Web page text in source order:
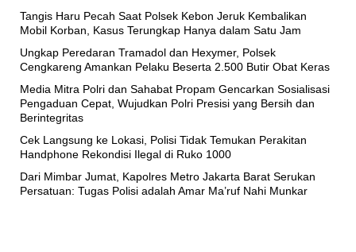
Tangis Haru Pecah Saat Polsek Kebon Jeruk Kembalikan
Mobil Korban, Kasus Terungkap Hanya dalam Satu Jam
Ungkap Peredaran Tramadol dan Hexymer, Polsek
Cengkareng Amankan Pelaku Beserta 2.500 Butir Obat Keras
Media Mitra Polri dan Sahabat Propam Gencarkan Sosialisasi
Pengaduan Cepat, Wujudkan Polri Presisi yang Bersih dan
Berintegritas
Cek Langsung ke Lokasi, Polisi Tidak Temukan Perakitan
Handphone Rekondisi Ilegal di Ruko 1000
Dari Mimbar Jumat, Kapolres Metro Jakarta Barat Serukan
Persatuan: Tugas Polisi adalah Amar Ma’ruf Nahi Munkar